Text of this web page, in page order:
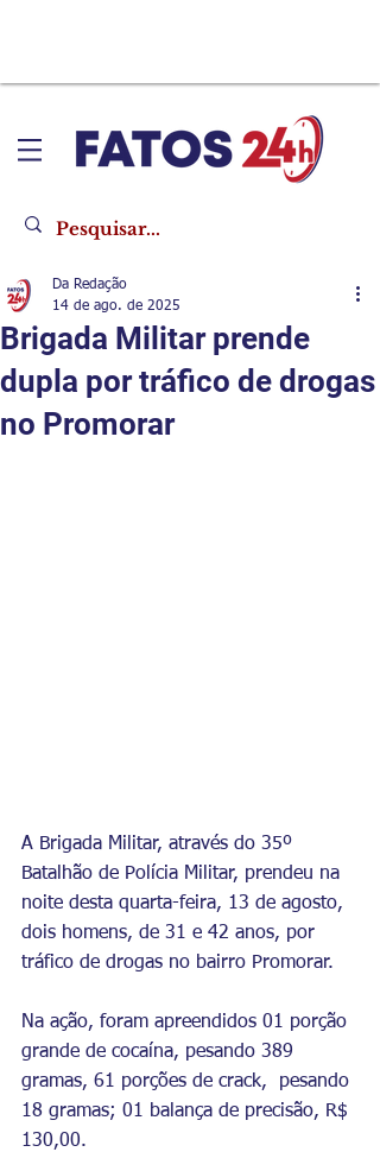
Brigada Militar prende
dupla por tráfico de drogas
no Promorar
Da Redação
14 de ago. de 2025
A Brigada Militar, através do 35º
Batalhão de Polícia Militar, prendeu na
noite desta quarta-feira, 13 de agosto,
dois homens, de 31 e 42 anos, por
tráfico de drogas no bairro Promorar.
Na ação, foram apreendidos 01 porção
grande de cocaína, pesando 389
gramas, 61 porções de crack,  pesando
18 gramas; 01 balança de precisão, R$
130,00.